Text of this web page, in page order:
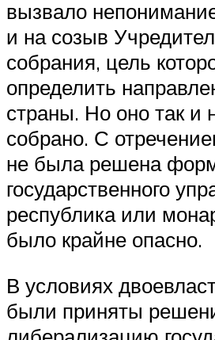
вызвало
и на созыв
собрания, цель
определить
страны. Но оно так и
собрано. С
не была решена
государственного
республика или
было крайне опасно.
В условиях
были приняты